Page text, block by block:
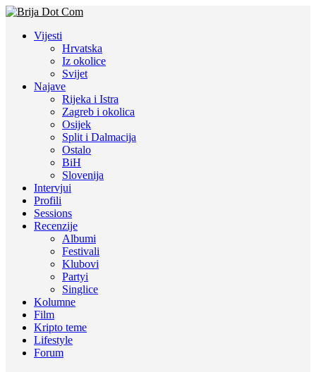
Vijesti
Hrvatska
Iz okolice
Svijet
Najave
Rijeka i Istra
Zagreb i okolica
Osijek
Split i Dalmacija
Ostalo
BiH
Slovenija
Intervjui
Profili
Sessions
Recenzije
Albumi
Festivali
Klubovi
Partyi
Singlice
Kolumne
Film
Kripto teme
Lifestyle
Forum